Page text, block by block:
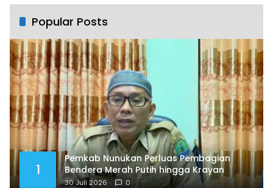
Popular Posts
1
Pemkab Nunukan Perluas Pembagian
Bendera Merah Putih hingga Krayan
30 Juli 2026 0